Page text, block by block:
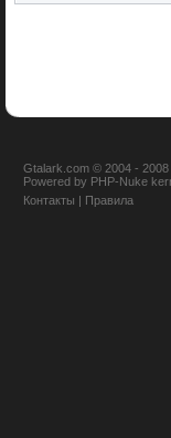
Gtalark.com © 2004 - 2008
Powered by PHP-Nuke
Контакты | Правила